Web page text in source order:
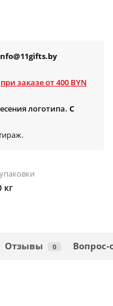
при заказе от 400 BYN
логотипа. С
кг
Отзывы 0 Вопрос-